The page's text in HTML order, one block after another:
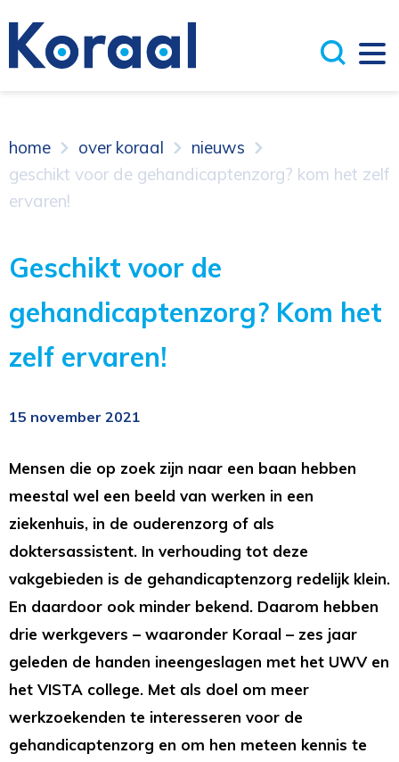
home over koraal
nieuws
geschikt voor de gehandicaptenzorg? kom het zelf
ervaren!
Geschikt voor de
gehandicaptenzorg? Kom het
zelf ervaren!
15 november 2021
Mensen die op zoek zijn naar een baan hebben
meestal wel een beeld van werken in een
ziekenhuis, in de ouderenzorg of als
doktersassistent. In verhouding tot deze
vakgebieden is de gehandicaptenzorg redelijk klein.
En daardoor ook minder bekend. Daarom hebben
drie werkgevers – waaronder Koraal – zes jaar
geleden de handen ineengeslagen met het UWV en
het VISTA college. Met als doel om meer
werkzoekenden te interesseren voor de
gehandicaptenzorg en om hen meteen kennis te